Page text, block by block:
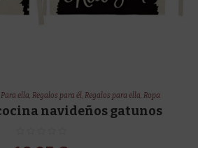
Para ella,Regalos para él,Regalos para ella,Ropa
navideños gatunos